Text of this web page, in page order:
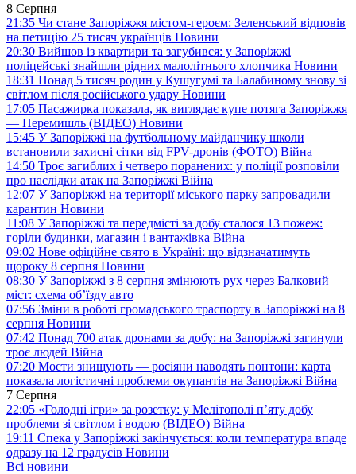
8 Серпня
21:35 Чи стане Запоріжжя містом-героєм: Зеленський відповів
на петицію 25 тисяч українців Новини
20:30 Вийшов із квартири та загубився: у Запоріжжі
поліцейські знайшли рідних малолітнього хлопчика Новини
18:31 Понад 5 тисяч родин у Кушугумі та Балабиному знову зі
світлом після російського удару Новини
17:05 Пасажирка показала, як виглядає купе потяга Запоріжжя
— Перемишль (ВІДЕО) Новини
15:45 У Запоріжжі на футбольному майданчику школи
встановили захисні сітки від FPV-дронів (ФОТО) Війна
14:50 Троє загиблих і четверо поранених: у поліції розповіли
про наслідки атак на Запоріжжі Війна
12:07 У Запоріжжі на території міського парку запровадили
карантин Новини
11:08 У Запоріжжі та передмісті за добу сталося 13 пожеж:
горіли будинки, магазин і вантажівка Війна
09:02 Нове офіційне свято в Україні: що відзначатимуть
щороку 8 серпня Новини
08:30 У Запоріжжі з 8 серпня змінюють рух через Балковий
міст: схема об’їзду авто
07:56 Зміни в роботі громадського траспорту в Запоріжжі на 8
серпня Новини
07:42 Понад 700 атак дронами за добу: на Запоріжжі загинули
троє людей Війна
07:20 Мости знищують — росіяни наводять понтони: карта
показала логістичні проблеми окупантів на Запоріжжі Війна
7 Серпня
22:05 «Голодні ігри» за розетку: у Мелітополі п’яту добу
проблеми зі світлом і водою (ВІДЕО) Війна
19:11 Спека у Запоріжжі закінчується: коли температура впаде
одразу на 12 градусів Новини
Всі новини